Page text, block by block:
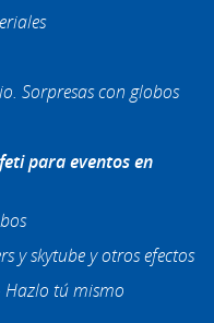
Sorpresas con globos
para eventos en
y skytube y otros efectos
Hazlo tú mismo